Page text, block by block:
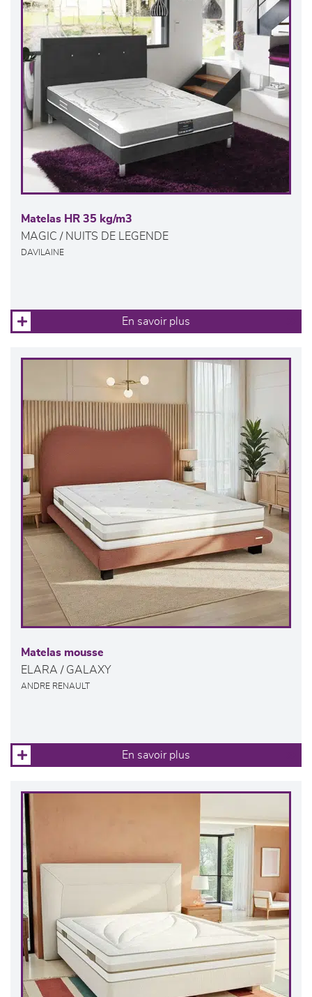
Matelas HR 35 kg/m3
MAGIC / NUITS DE LEGENDE
DAVILAINE
En savoir plus
Matelas mousse
ELARA / GALAXY
ANDRE RENAULT
En savoir plus